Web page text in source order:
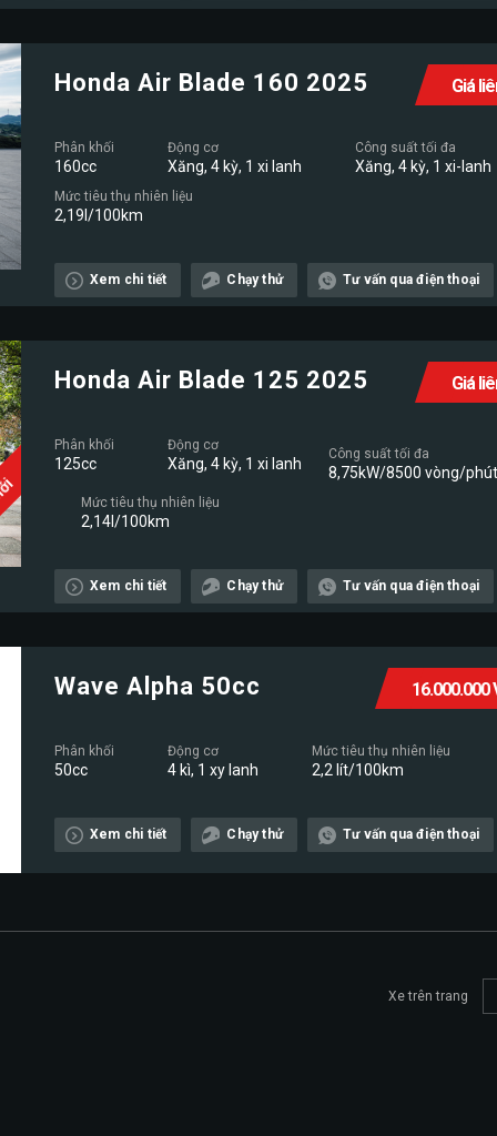
Giá
Honda Air Blade 160 2025
Phân khối
160cc
Động cơ
Xăng, 4 kỳ, 1 xi lanh
Công suất tối đa
Xăng, 4 kỳ, 1 xi-lanh
Mức tiêu thụ nhiên liệu
2,19l/100km
Xem chi tiết Chạy thử Tư vấn qua điện thoại
Giá
Honda Air Blade 125 2025
Phân khối
125cc
Động cơ
Xăng, 4 kỳ, 1 xi lanh
Công suất tối đa
8,75kW/8500 vòng/phút
Mức tiêu thụ nhiên liệu
2,14l/100km
Xem chi tiết Chạy thử Tư vấn qua điện thoại
16.000.000
Wave Alpha 50cc
Phân khối
50cc
Động cơ
4 kì, 1 xy lanh
Mức tiêu thụ nhiên liệu
2,2 lít/100km
Xem chi tiết Chạy thử Tư vấn qua điện thoại
Xe trên trang